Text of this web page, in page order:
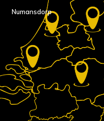
Numansdorp